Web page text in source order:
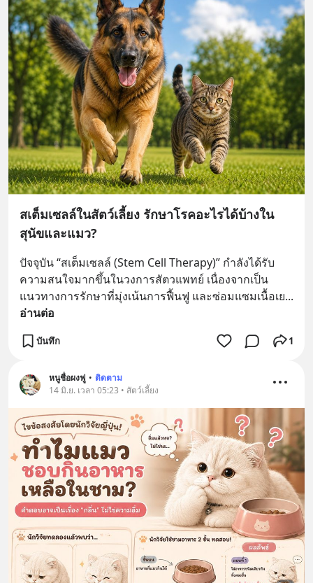
สเต็มเซลล์ในสัตว์เลี้ยง รักษาโรคอะไรได้บ้างใน
สุนัขและแมว?
ปัจจุบัน “สเต็มเซลล์ (Stem Cell Therapy)” กำลังได้รับ
ความสนใจมากขึ้นในวงการสัตวแพทย์ เนื่องจากเป็น
แนวทางการรักษาที่มุ่งเน้นการฟื้นฟู และซ่อมแซมเนื้อเย
อ่านต่อ
บันทึก 1
หนูชื่อผงฟู • ติดตาม
14 มิ.ย. เวลา 05:23 • สัตว์เลี้ยง